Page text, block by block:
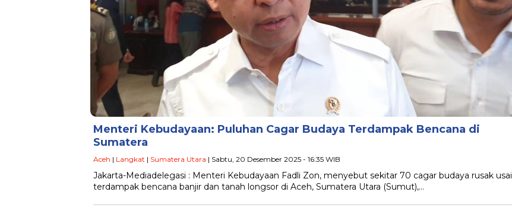
Menteri Kebudayaan: Puluhan Cagar Budaya Terdampak Bencana di
Sumatera
Aceh | Langkat | Sumatera Utara | Sabtu, 20 Desember 2025 - 16:35 WIB
Jakarta-Mediadelegasi : Menteri Kebudayaan Fadli Zon, menyebut sekitar 70 cagar budaya rusak usai
terdampak bencana banjir dan tanah longsor di Aceh, Sumatera Utara (Sumut),…